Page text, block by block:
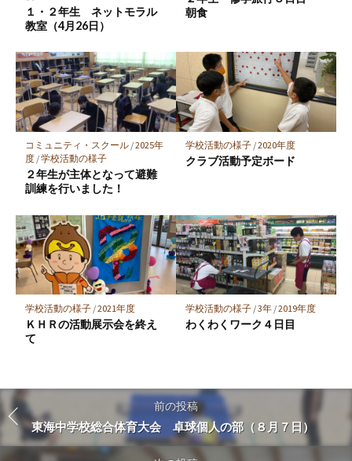
１・２年生 ネットモラル
教室（4月26日）
朝食
コミュニティ・スクール/2025年
度/学校活動の様子
２年生が主体となって避難
訓練を行いました！
学校活動の様子/2020年度
クラブ活動予定ボード
学校活動の様子/2021年度
ＫＨＲの活動展示会を終え
て
学校活動の様子/3年/2019年度
わくわくワーク４日目
前の投稿
東海中学校総合体育大会 卓球個人の部（８月７日）